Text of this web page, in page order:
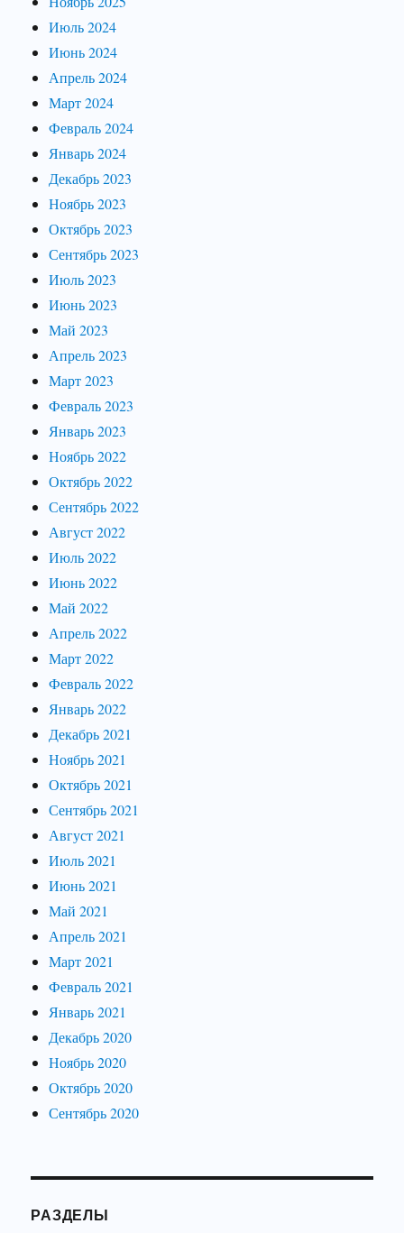
Июль 2024
Июнь 2024
Апрель 2024
Март 2024
Февраль 2024
Январь 2024
Декабрь 2023
Ноябрь 2023
Октябрь 2023
Сентябрь 2023
Июль 2023
Июнь 2023
Май 2023
Апрель 2023
Март 2023
Февраль 2023
Январь 2023
Ноябрь 2022
Октябрь 2022
Сентябрь 2022
Август 2022
Июль 2022
Июнь 2022
Май 2022
Апрель 2022
Март 2022
Февраль 2022
Январь 2022
Декабрь 2021
Ноябрь 2021
Октябрь 2021
Сентябрь 2021
Август 2021
Июль 2021
Июнь 2021
Май 2021
Апрель 2021
Март 2021
Февраль 2021
Январь 2021
Декабрь 2020
Ноябрь 2020
Октябрь 2020
Сентябрь 2020
РАЗДЕЛЫ